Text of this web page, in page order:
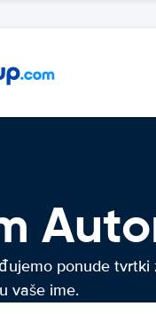
ponude tvrtki
vaše ime.